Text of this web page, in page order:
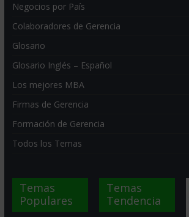
Negocios por País
Colaboradores de Gerencia
Glosario
Glosario Inglés – Español
Los mejores MBA
Firmas de Gerencia
Formación de Gerencia
Todos los Temas
Temas
Populares
Temas
Tendencia